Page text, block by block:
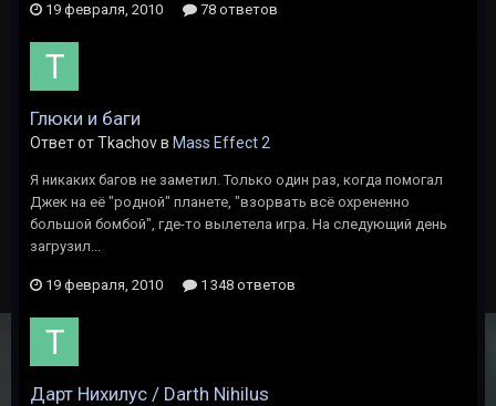
19 февраля, 2010 78 ответов
Глюки и баги
Ответ от Tkachov в Mass Effect 2
Я никаких багов не заметил. Только один раз, когда помогал
Джек на её "родной" планете, "взорвать всё охрененно
большой бомбой", где-то вылетела игра. На следующий день
загрузил...
19 февраля, 2010 1 348 ответов
Дарт Нихилус / Darth Nihilus